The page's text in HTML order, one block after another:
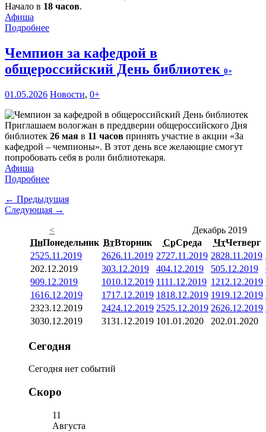
Начало в 18 часов.
Афиша
Подробнее
Чемпион за кафедрой в
общероссийский День библиотек 0+
01.05.2026 Новости, 0+
Приглашаем вологжан в преддверии общероссийского Дня
библиотек 26 мая в 11 часов принять участие в акции «За
кафедрой – чемпионы». В этот день все желающие смогут
попробовать себя в роли библиотекаря.
Афиша
Подробнее
← Предыдущая
Следующая →
<
Декабрь 2019
ПнПонедельник ВтВторник СрСреда ЧтЧетверг
2525.11.2019 2626.11.2019 2727.11.2019 2828.11.2019
202.12.2019 303.12.2019 404.12.2019 505.12.2019
909.12.2019 1010.12.2019 1111.12.2019 1212.12.2019
1616.12.2019 1717.12.2019 1818.12.2019 1919.12.2019
2323.12.2019 2424.12.2019 2525.12.2019 2626.12.2019
3030.12.2019 3131.12.2019 101.01.2020 202.01.2020
Сегодня
Сегодня нет событий
Скоро
11
Августа